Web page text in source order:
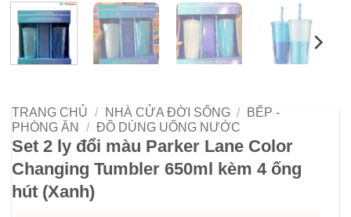
TRANG CHỦ / NHÀ CỬA ĐỜI SỐNG /
BẾP -
PHÒNG ĂN
/ ĐỒ DÙNG UỐNG NƯỚC
Set 2 ly đổi màu Parker Lane Color
Changing Tumbler 650ml kèm 4 ống
hút (Xanh)